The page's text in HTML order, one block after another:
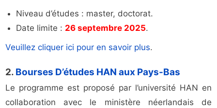
Niveau d’études : master, doctorat.
Date limite : 26 septembre 2025.
Veuillez cliquer ici pour en savoir plus.
2. Bourses D’études HAN aux Pays-Bas
Le programme est proposé par l’université HAN en
collaboration avec le ministère néerlandais de